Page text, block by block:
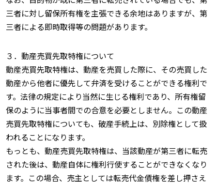
三者に対し留保所有権を主張できる余地はありますが、第
三者による即時取得等の問題があります。
３．動産売買先取特権について
動産売買先取特権は、動産を売買した際に、その売買した
動産から他者に優先して弁済を受けることができる権利で
す。法律の規定により当然に生じる権利であり、所有権留
保のように当事者間での合意を必要としません。この動産
売買先取特権についても、破産手続上は、別除権として扱
われることになります。
もっとも、動産売買先取特権は、当該動産が第三者に転売
された後は、動産自体に権利行使することができなくなり
ます。この場合、売主としては転売代金債権を差し押さえ